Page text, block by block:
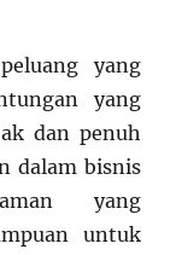
yang
yang
dan penuh
dalam bisnis
yang
untuk